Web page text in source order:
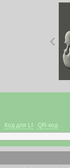
Код для LI QR-код